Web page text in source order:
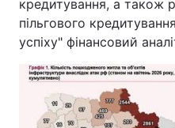
кредитування, а також
пільгового
успіху" фінансовий